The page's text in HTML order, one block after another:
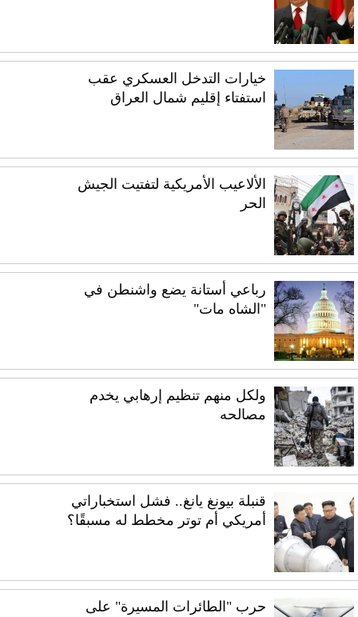
خيارات التدخل العسكري عقب
استفتاء إقليم شمال العراق
الألاعيب الأمريكية لتفتيت الجيش
الحر
رباعي أستانة يضع واشنطن في
"الشاه مات"
ولكل منهم تنظيم إرهابي يخدم
مصالحه
قنبلة بيونغ يانغ.. فشل استخباراتي
أمريكي أم توتر مخطط له مسبقًا؟
حرب "الطائرات المسيرة" على